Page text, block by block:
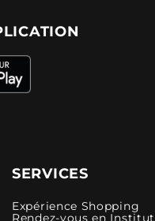
SERVICES
Expérience Shopping
Rendez-vous en Institut